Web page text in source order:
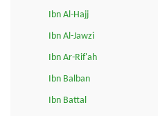
Ibn Al-Hajj
Ibn Al-Jawzi
Ibn Ar-Rif'ah
Ibn Balban
Ibn Battal